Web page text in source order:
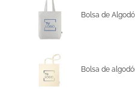
Bolsa de
Bolsa de